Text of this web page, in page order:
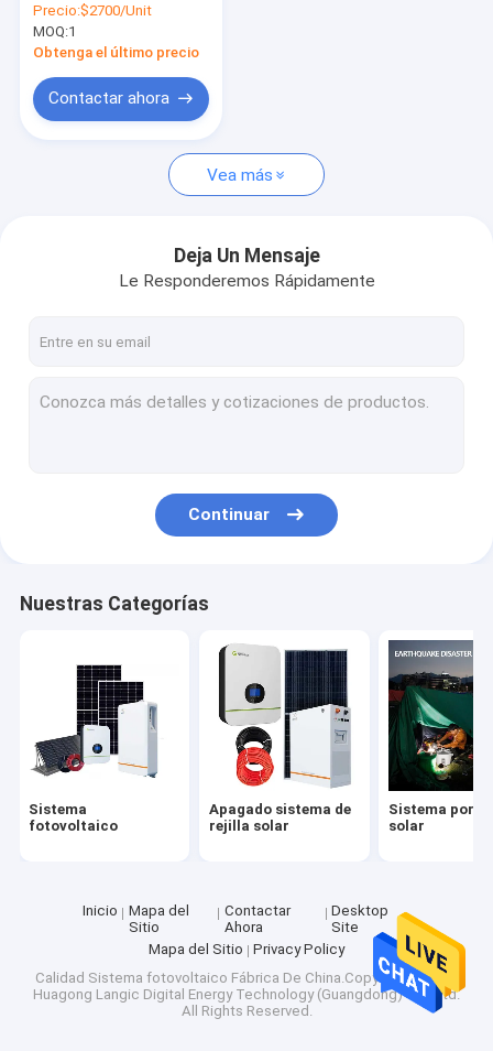
batería solar del
ciclo de 51.2V 12kwh
200ah 48v 115kg
Precio:$2700/Unit
MOQ:1
Obtenga el último precio
Contactar ahora
Vea más
Deja Un Mensaje
Le Responderemos Rápidamente
Continuar
Nuestras Categorías
Sistema
fotovoltaico
Apagado sistema de
rejilla solar
Sistema
solar
Inicio
Mapa del
Sitio
Contactar
Ahora
Desktop
Site
Mapa del Sitio
Privacy Policy
Calidad Sistema fotovoltaico Fábrica De China.Copyright © 2025
Huagong Langic Digital Energy Technology (Guangdong) Co., Ltd.
All Rights Reserved.